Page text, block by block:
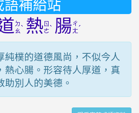
語補給站
ㄉ
ㄠˋ 熱ㄖ
ㄜˋ 腸ㄔ
ㄤˊ
純樸的道德風尚，不似今人
熱心腸。形容待人厚道，真
別人的美德。